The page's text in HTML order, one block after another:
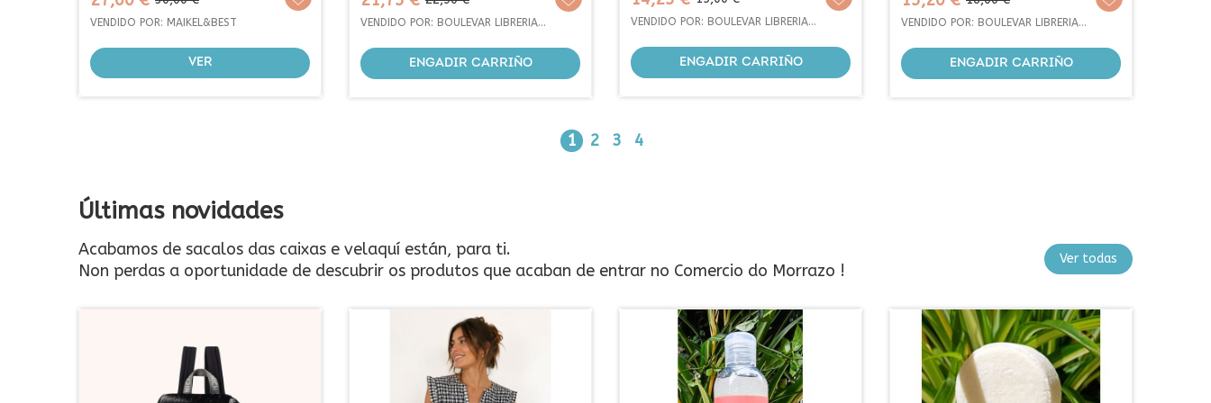
base
VENDIDO POR: BOULEVAR LIBRERIA
ENGADIR CARRIÑO
base
VENDIDO POR: BOULEVAR LIBRERIA
ENGADIR CARRIÑO
base
VENDIDO POR: BOULEVAR LIBRERIA
ENGADIR CARRIÑO
base
VENDIDO POR: BOULEVAR LIBRERIA
ENGADIR CARRIÑO
1 2 3 4
Últimas novidades
Acabamos de sacalos das caixas e velaquí están, para ti.
Non perdas a oportunidade de descubrir os produtos que acaban de entrar no Comercio do Morrazo !
Ver todas